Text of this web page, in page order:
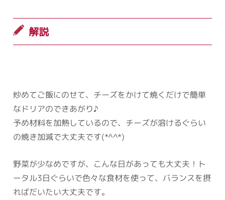
解説
炒めてご飯にのせて、チーズをかけて焼くだけで簡単
なドリアのできあがり♪
予め材料を加熱しているので、チーズが溶けるぐらい
の焼き加減で大丈夫です(*^^*)
野菜が少なめですが、こんな日があっても大丈夫！ト
ータル3日ぐらいで色々な食材を使って、バランスを摂
ればだいたい大丈夫です。